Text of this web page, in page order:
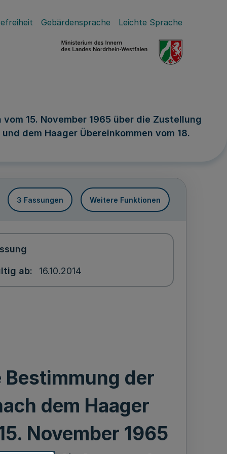
Gebärdensprache Leichte Sprache
15. November 1965 über die Zustellung
dem Haager Übereinkommen vom 18.
3 Fassungen Weitere Funktionen
ab 16.10.2014
der
dem Haager
November 1965